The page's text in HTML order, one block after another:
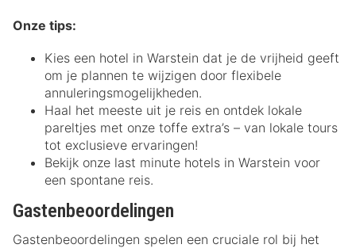
Onze tips:
Kies een hotel in Warstein dat je de vrijheid geeft
om je plannen te wijzigen door flexibele
annuleringsmogelijkheden.
Haal het meeste uit je reis en ontdek lokale
pareltjes met onze toffe extra’s – van lokale tours
tot exclusieve ervaringen!
Bekijk onze last minute hotels in Warstein voor
een spontane reis.
Gastenbeoordelingen
Gastenbeoordelingen spelen een cruciale rol bij het